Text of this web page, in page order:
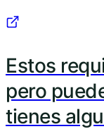
Estos
pero
tienes